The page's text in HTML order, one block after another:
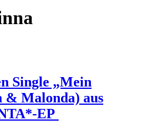
Single „Mein
& Malonda) aus
EP